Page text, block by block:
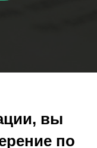
вы
по